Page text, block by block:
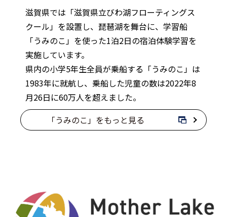
滋賀県では「滋賀県立びわ湖フローティングス
クール」を設置し、琵琶湖を舞台に、学習船
「うみのこ」を使った1泊2日の宿泊体験学習を
実施しています。
県内の小学5年生全員が乗船する「うみのこ」は
1983年に就航し、乗船した児童の数は2022年8
月26日に60万人を超えました。
「うみのこ」をもっと見る